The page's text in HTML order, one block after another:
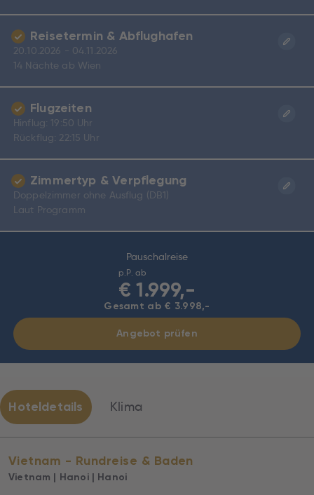
Pauschalreise
p.P. ab
€ 1.999,-
Gesamt ab € 3.998,-
Angebot prüfen
Reisetermin & Abflughafen
20.10.2026 - 04.11.2026
14 Nächte ab Wien
Flugzeiten
Hinflug: 19:50 Uhr
Rückflug: 22:15 Uhr
Zimmertyp & Verpflegung
Doppelzimmer ohne Ausflug (DB1)
Laut Programm
Hoteldetails Klima
Vietnam - Rundreise & Baden
Vietnam | Hanoi | Hanoi